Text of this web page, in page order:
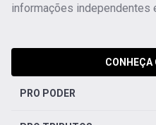
informações independentes
CONHEÇA
PRO PODER